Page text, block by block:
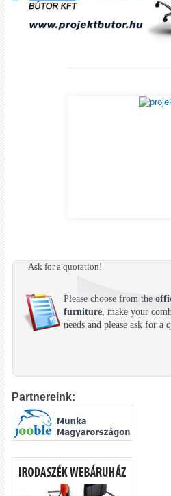
Ask for a quotation!
Please choose from the
furniture, make your
needs and please ask for a
Partnereink: